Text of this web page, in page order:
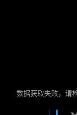
数据获取失败，请